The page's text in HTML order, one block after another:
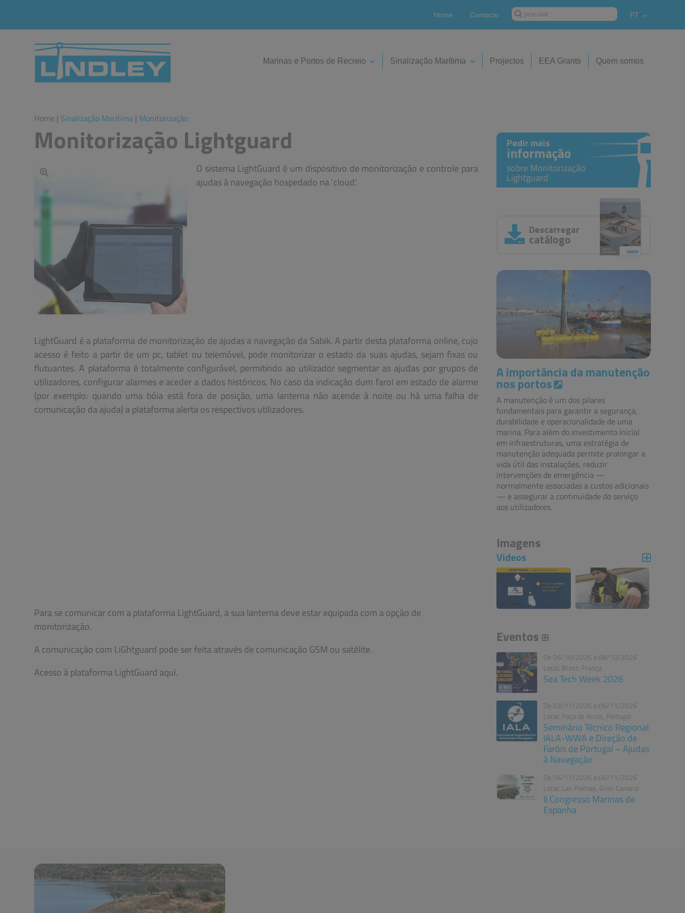
Home Contacto PT
Marinas e Portos de Recreio Sinalização Marítima Projectos EEA Grants Quem somos
Home | Sinalização Marítima | Monitorização
Monitorização Lightguard
O sistema LightGuard é um dispositivo de monitorização e controle para
ajudas à navegação hospedado na 'cloud'.
LightGuard é a plataforma de monitorização de ajudas a navegação da Sabik. A partir desta plataforma online, cujo
acesso é feito a partir de um pc, tablet ou telemóvel, pode monitorizar o estado da suas ajudas, sejam fixas ou
flutuantes. A plataforma é totalmente configurável, permitindo ao utilizador segmentar as ajudas por grupos de
utilizadores, configurar alarmes e aceder a dados históricos. No caso da indicação dum farol em estado de alarme
(por exemplo: quando uma bóia está fora de posição, uma lanterna não acende à noite ou há uma falha de
comunicação da ajuda) a plataforma alerta os respectivos utilizadores.
Para se comunicar com a plataforma LightGuard, a sua lanterna deve estar equipada com a opção de
monitorização.
A comunicação com LiGhtguard pode ser feita através de comunicação GSM ou satélite.
Acesso à plataforma LightGuard aquí.
Pedir mais
informação
sobre Monitorização
Lightguard
Descarregar
catálogo
A importância da manutenção
nos portos
A manutenção é um dos pilares
fundamentais para garantir a segurança,
durabilidade e operacionalidade de uma
marina. Para além do investimento inicial
em infraestruturas, uma estratégia de
manutenção adequada permite prolongar a
vida útil das instalações, reduzir
intervenções de emergência —
normalmente associadas a custos adicionais
— e assegurar a continuidade do serviço
aos utilizadores.
Imagens
Videos
Eventos
De 06/10/2026 a 08/10/2026
Local: Brest, França
Sea Tech Week 2026
De 03/11/2026 a 06/11/2026
Local: Paço de Arcos, Portugal
Seminário Técnico Regional
IALA-WWA e Direção de
Faróis de Portugal – Ajudas
à Navegação
De 04/11/2026 a 06/11/2026
Local: Las Palmas, Gran Canaria
II Congresso Marinas de
Espanha